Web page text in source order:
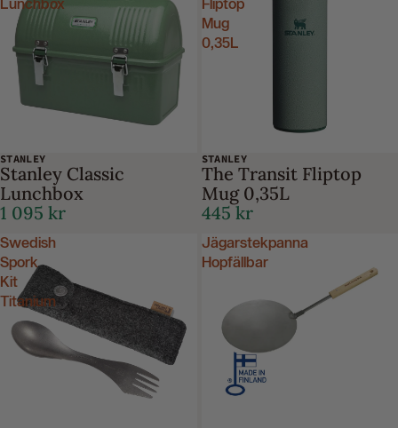
Lunchbox
STANLEY
Stanley Classic
Lunchbox
1 095 kr
Fliptop
Mug
0,35L
STANLEY
The Transit Fliptop
Mug 0,35L
445 kr
Swedish
Spork
Kit
Titanium
Jägarstekpanna
Hopfällbar